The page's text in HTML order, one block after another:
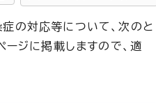
の対応等について、次のと
ージに掲載しますので、適